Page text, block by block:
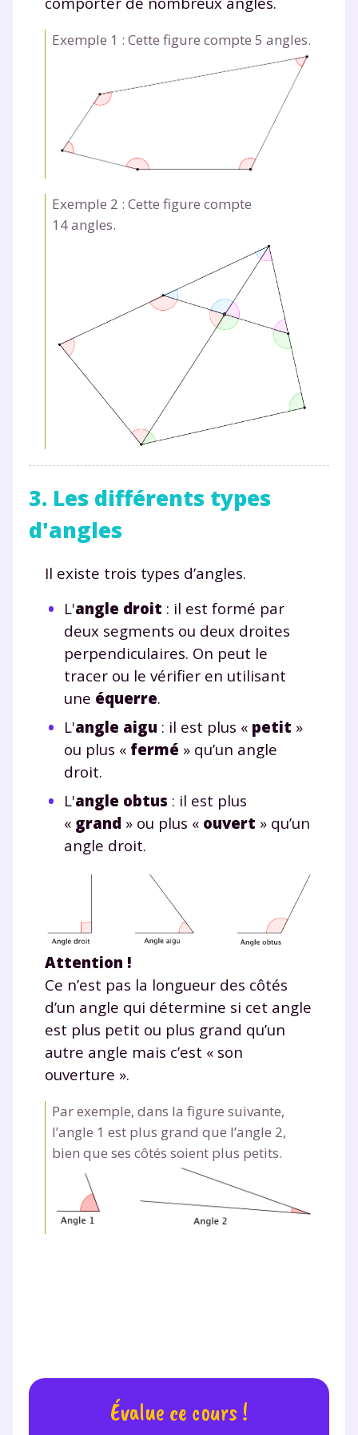
Exemple 1 : Cette figure compte 5 angles.
Exemple 2 : Cette figure compte
14 angles.
3. Les différents types
d'angles
Il existe trois types d’angles.
L'angle droit : il est formé par
deux segments ou deux droites
perpendiculaires. On peut le
tracer ou le vérifier en utilisant
une équerre.
L'angle aigu : il est plus « petit »
ou plus « fermé » qu’un angle
droit.
L'angle obtus : il est plus
« grand » ou plus « ouvert » qu’un
angle droit.
Attention !
Ce n’est pas la longueur des côtés
d’un angle qui détermine si cet angle
est plus petit ou plus grand qu’un
autre angle mais c’est « son
ouverture ».
Par exemple, dans la figure suivante,
l’angle 1 est plus grand que l’angle 2,
bien que ses côtés soient plus petits.
Évalue ce cours !
Envie de progresser
et de réussir votre
année scolaire ?
Testez gratuitement
pendant 24h notre
plateforme de soutien
scolaire !
Des profs expérimentés disponibles
à la demande par tchat, audio ou